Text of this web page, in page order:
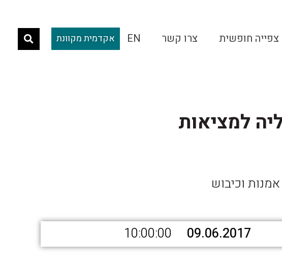
צפייה חופשית צרו קשר EN אקדמית מקוונת
למציאות
09.06.2017
10:00:00